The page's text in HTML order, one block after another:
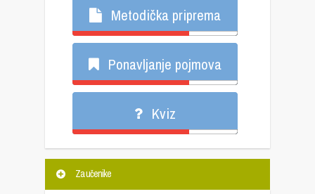
Metodička priprema
Ponavljanje pojmova
Kviz
Za učenike